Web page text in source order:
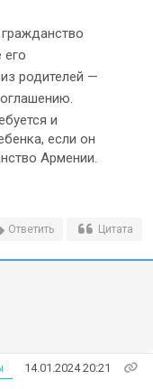
родителей —
и
если он
Армении.
Ответить Цитата
14.01.2024 20:21